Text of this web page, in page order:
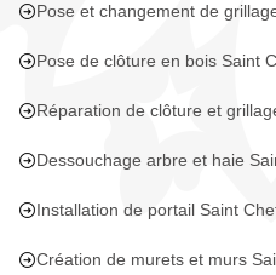
Pose et changement de
Pose de clôture en bois Saint
Réparation de clôture et
Dessouchage arbre et haie
Installation de portail Saint
Création de murets et murs